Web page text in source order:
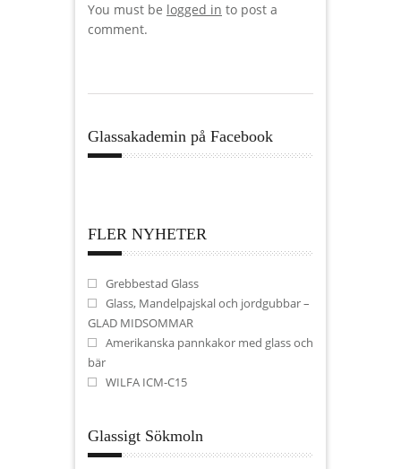
You must be logged in to post a
comment.
Glassakademin på Facebook
FLER NYHETER
Grebbestad Glass
Glass, Mandelpajskal och jordgubbar –
GLAD MIDSOMMAR
Amerikanska pannkakor med glass och
bär
WILFA ICM-C15
Glassigt Sökmoln